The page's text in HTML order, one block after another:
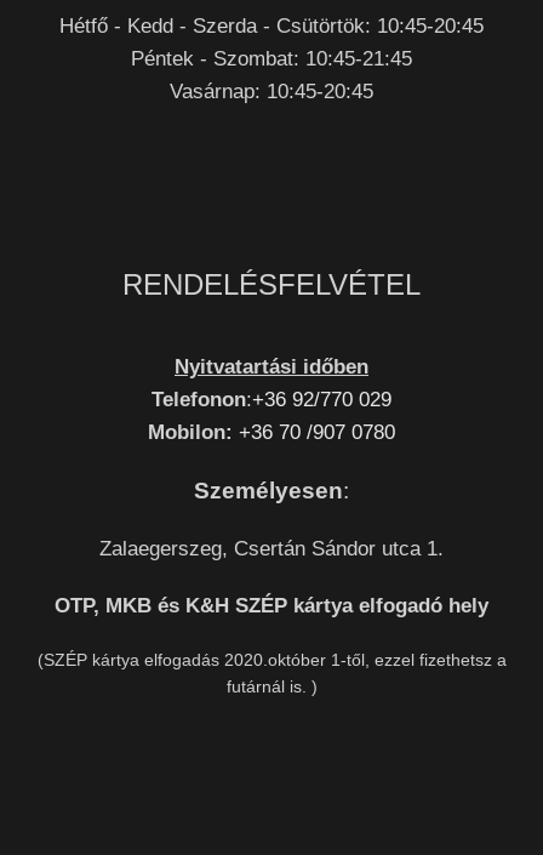
Hétfő - Kedd - Szerda - Csütörtök: 10:45-20:45
Péntek - Szombat: 10:45-21:45
Vasárnap: 10:45-20:45
RENDELÉSFELVÉTEL
Nyitvatartási időben
Telefonon:+36 92/770 029
Mobilon: +36 70 /907 0780
Személyesen:
Zalaegerszeg, Csertán Sándor utca 1.
OTP, MKB és K&H SZÉP kártya elfogadó hely
(SZÉP kártya elfogadás 2020.október 1-től, ezzel fizethetsz a
futárnál is. )